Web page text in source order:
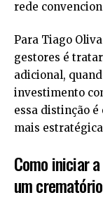
rede
Para Tiago
gestores é
adicional,
investimento
essa distinção
mais
Como iniciar
um